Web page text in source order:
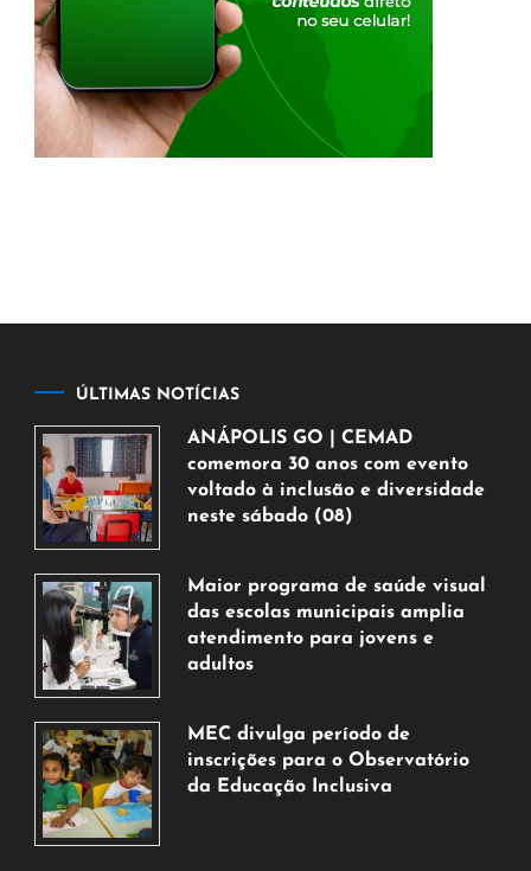
ÚLTIMAS NOTÍCIAS
ANÁPOLIS GO | CEMAD
comemora 30 anos com evento
voltado à inclusão e diversidade
neste sábado (08)
de
agosto
de
2026
Maior programa de saúde visual
das escolas municipais amplia
atendimento para jovens e
adultos
de
agosto
de
MEC divulga período de
inscrições para o Observatório
da Educação Inclusiva